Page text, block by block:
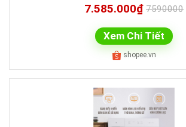
7.585.000₫ 7590000
Xem Chi Tiết
shopee.vn